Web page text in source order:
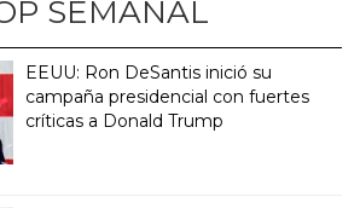
SEMANAL
EEUU: Ron DeSantis inició su
campaña presidencial con fuertes
críticas a Donald Trump